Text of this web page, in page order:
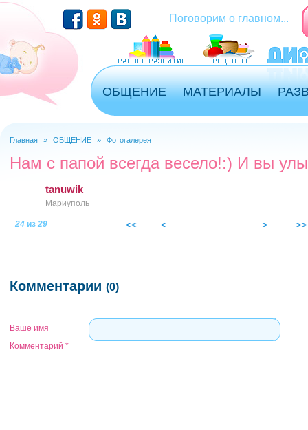
Перейти к основному содержанию
Поговорим о главном...
ОБЩЕНИЕ МАТЕРИАЛЫ
Главная » ОБЩЕНИЕ » Фотогалерея
Нам с папой всегда весело!:) И вы
tanuwik
Мариуполь
24 из 29 << < > >>
Комментарии (0)
Ваше имя
Комментарий *